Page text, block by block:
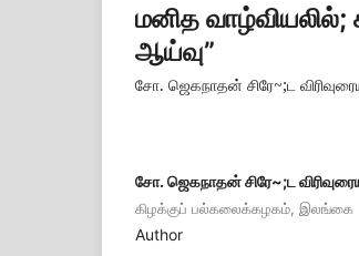
மனித
ஆய்வு”
சோ. ஜெகநாதன் சிரே~;ட
சோ. ஜெகநாதன் சிரே~;ட
கிழக்குப் பல்கலைக்கழகம், இலங்கை
Author